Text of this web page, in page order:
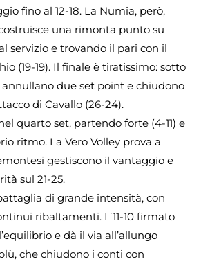
fino al 12-18. La Numia, però,
una rimonta punto su
servizio e trovando il pari con il
(19-19). Il finale è tiratissimo: sotto
due set point e chiudono
di Cavallo (26-24).
quarto set, partendo forte (4-11) e
ritmo. La Vero Volley prova a
gestiscono il vantaggio e
sul 21-25.
di grande intensità, con
ribaltamenti. L’11-10 firmato
e dà il via all’allungo
che chiudono i conti con